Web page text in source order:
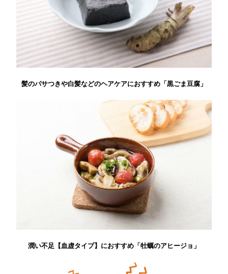
髪のパサつきや白髪などのヘアケアにおすすめ「黒ごま豆腐」
潤い不足【血虚タイプ】におすすめ「牡蠣のアヒージョ」